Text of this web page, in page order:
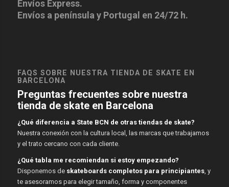
tienda de skate en Barcelona
Nuestra conexión con la cultura local, las marcas que trabajamos
y el trato cercano con cada cliente.
¿Qué tabla me recomiendan si estoy empezando?
Disponemos deskateboards completos para principiantes, y
te asesoramos para elegir tamaño, forma y componentes
adecuados.
¿Qué métodos de pago aceptan?
Pago seguro con tarjeta, Bizum y transferencia bancaria.